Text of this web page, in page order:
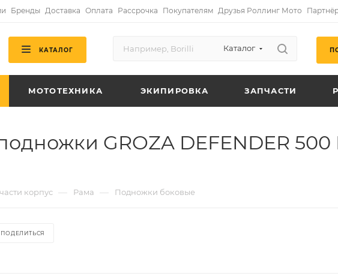
Бренды Доставка Оплата Рассрочка Покупателям Друзья Роллинг Мото
КАТАЛОГ Каталог
МОТОТЕХНИКА ЭКИПИРОВКА ЗАПЧАСТИ
GROZA DEFENDER 500
корпус — Рама — Подножки боковые
ПОДЕЛИТЬСЯ